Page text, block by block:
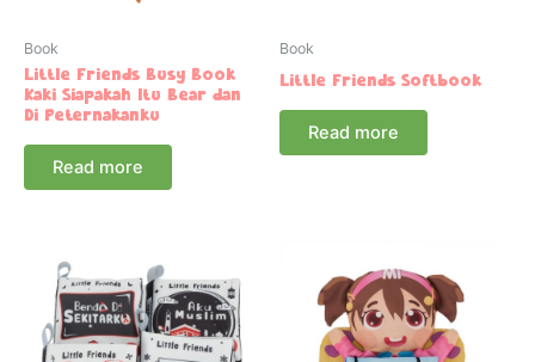
Book
Little Friends Busy Book
Kaki Siapakah Itu Bear dan
Di Peternakanku
Read more
Book
Little Friends Softbook
Read more